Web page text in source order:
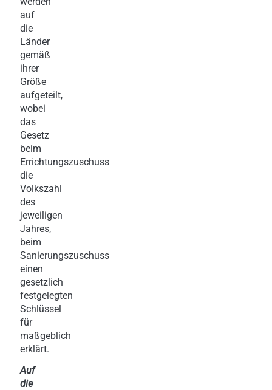
auf
die
Länder
gemäß
ihrer
Größe
aufgeteilt,
wobei
das
Gesetz
beim
Errichtungszuschuss
die
Volkszahl
des
jeweiligen
Jahres,
beim
Sanierungszuschuss
einen
gesetzlich
festgelegten
Schlüssel
für
maßgeblich
erklärt.
Auf
die